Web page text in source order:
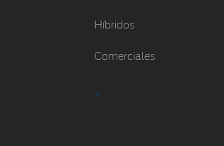
Híbridos
Comerciales
"